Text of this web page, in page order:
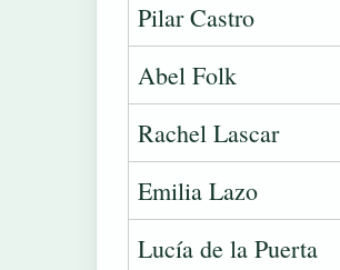
Pilar Castro
Abel Folk
Rachel Lascar
Emilia Lazo
Lucía de la Puerta